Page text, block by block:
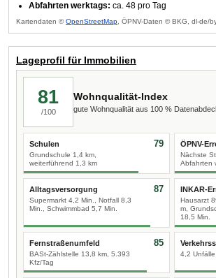
Abfahrten werktags: ca. 48 pro Tag
Kartendaten ©OpenStreetMap , ÖPNV-Daten © BKG, dl-de/
Lageprofil für Immobilien
81
/100
Wohnqualität-Index
gute Wohnqualität aus 100 %
Schulen
Grundschule 1,4 km,
weiterführend 1,3 km
79 ÖPNV-
Nächste
Abfahrten
Alltagsversorgung
Supermarkt 4,2 Min., Notfall 8,3
Min., Schwimmbad 5,7 Min.
87 INKAR-
Hausarzt
m,
18,5 Min.
Fernstraßenumfeld
BASt-Zählstelle 13,8 km, 5.393
Kfz/Tag
85
4,2